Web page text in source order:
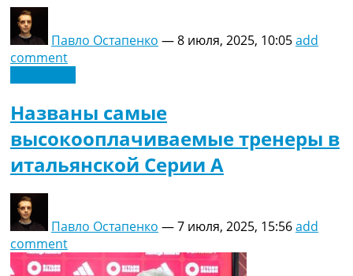
Павло Остапенко —8 июля, 2025, 10:05add
comment
Названы самые
высокооплачиваемые тренеры в
итальянской Серии А
Павло Остапенко —7 июля, 2025, 15:56add
comment